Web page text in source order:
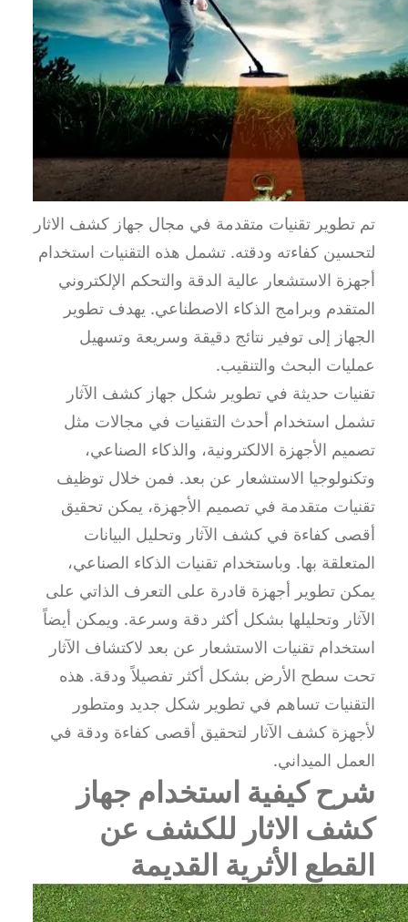
تم تطوير تقنيات متقدمة في مجال جهاز كشف الاثار
لتحسين كفاءته ودقته. تشمل هذه التقنيات استخدام
أجهزة الاستشعار عالية الدقة والتحكم الإلكتروني
المتقدم وبرامج الذكاء الاصطناعي. يهدف تطوير
الجهاز إلى توفير نتائج دقيقة وسريعة وتسهيل
عمليات البحث والتنقيب.
تقنيات حديثة في تطوير شكل جهاز كشف الآثار
تشمل استخدام أحدث التقنيات في مجالات مثل
تصميم الأجهزة الالكترونية، والذكاء الصناعي،
وتكنولوجيا الاستشعار عن بعد. فمن خلال توظيف
تقنيات متقدمة في تصميم الأجهزة، يمكن تحقيق
أقصى كفاءة في كشف الآثار وتحليل البيانات
المتعلقة بها. وباستخدام تقنيات الذكاء الصناعي،
يمكن تطوير أجهزة قادرة على التعرف الذاتي على
الآثار وتحليلها بشكل أكثر دقة وسرعة. ويمكن أيضاً
استخدام تقنيات الاستشعار عن بعد لاكتشاف الآثار
تحت سطح الأرض بشكل أكثر تفصيلاً ودقة. هذه
التقنيات تساهم في تطوير شكل جديد ومتطور
لأجهزة كشف الآثار لتحقيق أقصى كفاءة ودقة في
العمل الميداني.
شرح كيفية استخدام جهاز
كشف الاثار للكشف عن
القطع الأثرية القديمة